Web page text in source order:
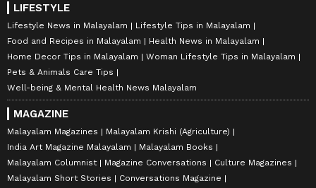
LIFESTYLE
Lifestyle News in Malayalam
Lifestyle Tips in Malayalam
Food and Recipes in Malayalam
Health News in Malayalam
Home Decor Tips in Malayalam
Woman Lifestyle Tips in Malayalam
Pets & Animals Care Tips
Well-being & Mental Health News Malayalam
MAGAZINE
Malayalam Magazines
Malayalam Krishi (Agriculture)
India Art Magazine Malayalam
Malayalam Books
Malayalam Columnist
Magazine Conversations
Culture Magazines
Malayalam Short Stories
Conversations Magazine